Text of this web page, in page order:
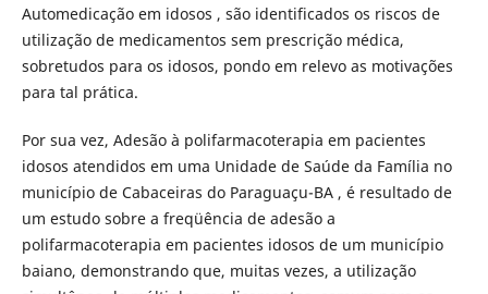
Automedicação em idosos , são identificados os riscos de
utilização de medicamentos sem prescrição médica,
sobretudos para os idosos, pondo em relevo as motivações
para tal prática.
Por sua vez, Adesão à polifarmacoterapia em pacientes
idosos atendidos em uma Unidade de Saúde da Família no
município de Cabaceiras do Paraguaçu-BA , é resultado de
um estudo sobre a freqüência de adesão a
polifarmacoterapia em pacientes idosos de um município
baiano, demonstrando que, muitas vezes, a utilização